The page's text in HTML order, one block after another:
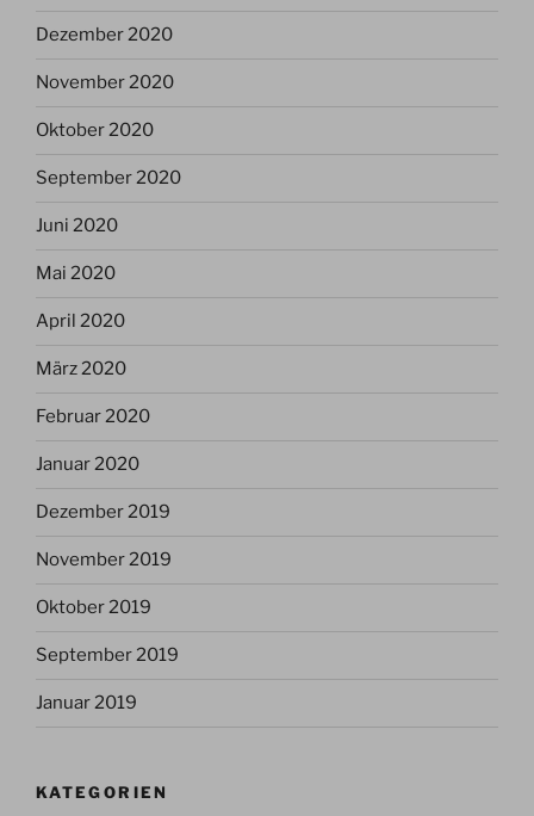
Dezember 2020
November 2020
Oktober 2020
September 2020
Juni 2020
Mai 2020
April 2020
März 2020
Februar 2020
Januar 2020
Dezember 2019
November 2019
Oktober 2019
September 2019
Januar 2019
KATEGORIEN